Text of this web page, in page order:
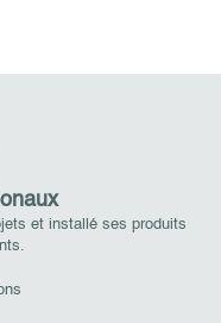
et installé ses produits